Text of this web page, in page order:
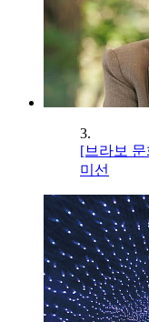
3.
[브라보
미선